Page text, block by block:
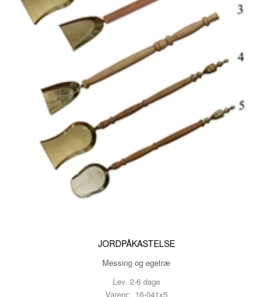
JORDPÅKASTELSE
Messing og egetræ
Lev. 2-6 dage
Varenr: 16-041x5